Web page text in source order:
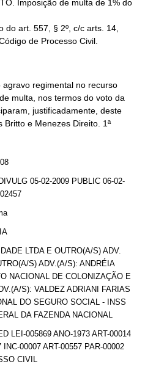
do Código de Processo Civil.
regimental no recurso
multa, nos termos do voto da
justificadamente, deste
Britto e Menezes Direito. 1ª
05-02-2009 PUBLIC 06-02-
LTDA E OUTRO(A/S) ADV.
S) ADV.(A/S): ANDRÉIA
NACIONAL DE COLONIZAÇÃO E
S): VALDEZ ADRIANI FARIAS
DO SEGURO SOCIAL - INSS
DA FAZENDA NACIONAL
LEI-005869 ANO-1973 ART-00014
INC-00007 ART-00557 PAR-00002
CIVIL